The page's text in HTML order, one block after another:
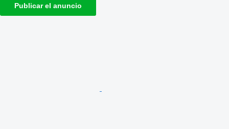
Publicar el anuncio